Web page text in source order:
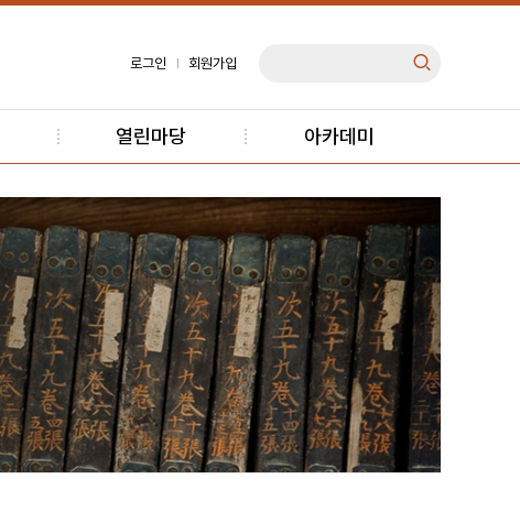
로그인 회원가입
열린마당 아카데미